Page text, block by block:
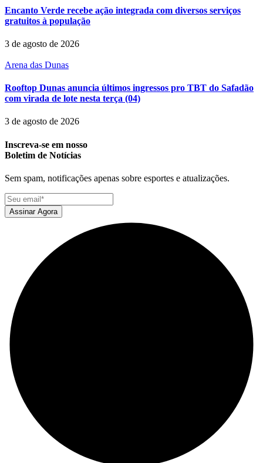
Encanto Verde recebe ação integrada com diversos serviços
gratuitos à população
3 de agosto de 2026
Arena das Dunas
Rooftop Dunas anuncia últimos ingressos pro TBT do Safadão
com virada de lote nesta terça (04)
3 de agosto de 2026
Inscreva-se em nosso
Boletim de Notícias
Sem spam, notificações apenas sobre esportes e atualizações.
Assinar Agora